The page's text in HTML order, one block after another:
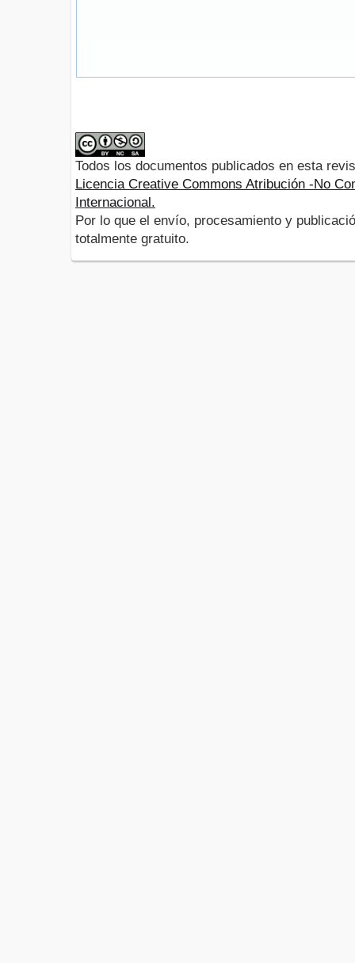
Todos los documentos publicados en esta
Licencia Creative Commons Atribución -No
Internacional.
Por lo que el envío, procesamiento y
totalmente gratuito.